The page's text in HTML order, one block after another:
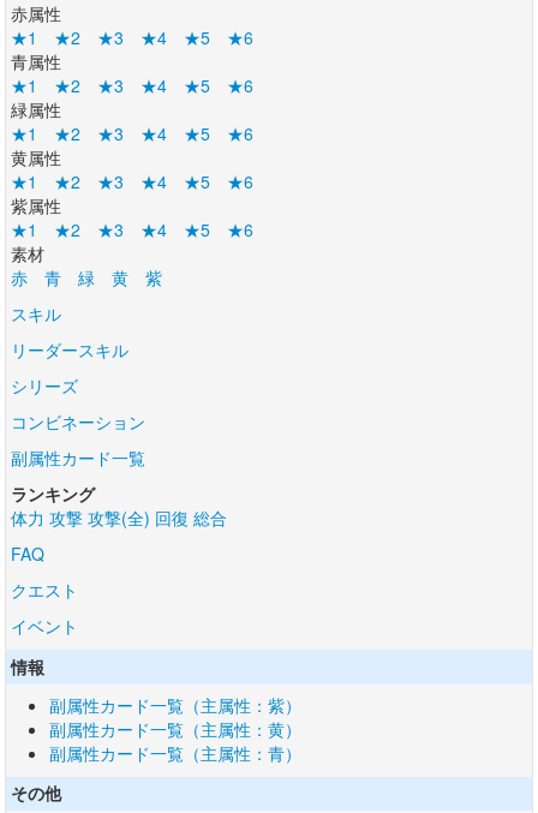
赤属性
★1
★2 ★3 ★4 ★5
★6
青属性
★1
★2 ★3 ★4 ★5
★6
緑属性
★1
★2 ★3 ★4 ★5
★6
黄属性
★1
★2 ★3 ★4 ★5
★6
紫属性
★1
★2 ★3 ★4 ★5
★6
素材
赤
青 緑 黄
紫
スキル
リーダースキル
シリーズ
コンビネーション
副属性カード一覧
ランキング
体力 攻撃 攻撃(全) 回復 総合
FAQ
クエスト
イベント
情報
副属性カード一覧（主属性：紫）
副属性カード一覧（主属性：黄）
副属性カード一覧（主属性：青）
その他